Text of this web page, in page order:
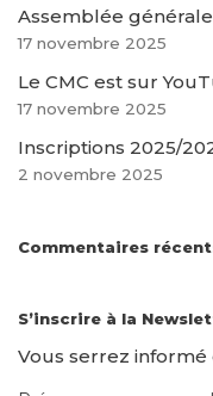
Assemblée
17 novembre 2025
Le CMC est sur
17 novembre 2025
Inscriptions 2025/
2 novembre 2025
Commentaires
S’inscrire à la
Vous serrez informé